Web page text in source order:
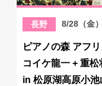
長野 8/28（金
ピアノの森 アフ
コイケ龍一 + 重松
in 松原湖高原小池